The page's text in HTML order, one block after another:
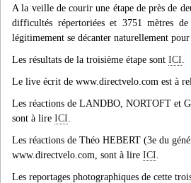
A la veille de courir une étape de près de
difficultés répertoriées et 3751 mètres
légitimement se décanter naturellement
Les résultats de la troisième étape sont ICI.
Le live écrit de www.directvelo.com est à
Les réactions de LANDBO, NORTOFT et
sont à lire ICI.
Les réactions de Théo HEBERT (3e du
www.directvelo.com, sont à lire ICI.
Les reportages photographiques de cette